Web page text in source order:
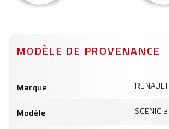
MODÈLE DE PROVENANCE
produits
Marque RENAULT
Modèle SCENIC 3